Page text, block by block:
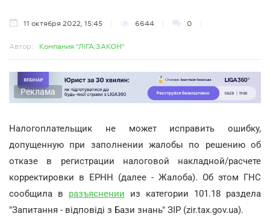
11 октября 2022, 15:45 6644 0
Автор: Компания "ЛІГА:ЗАКОН"
Реклама
Налогоплательщик не может исправить ошибку,
допущенную при заполнении жалобы по решению об
отказе в регистрации налоговой накладной/расчете
корректировки в ЕРНН (далее - Жалоба). Об этом ГНС
сообщила в разъяснении из категории 101.18 раздела
"Запитання - відповіді з Бази знань" ЗІР (zir.tax.gov.ua).